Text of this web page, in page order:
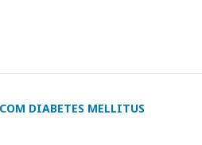
DIABETES MELLITUS